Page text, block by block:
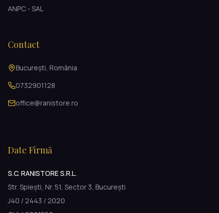
ANPC - SAL
Contact
București, România
0732901128
office@ranistore.ro
Date Firmă
S.C. RANISTORE S.R.L.
Str. Spiești, Nr. 51, Sector 3, București
J40 / 2443 / 2020